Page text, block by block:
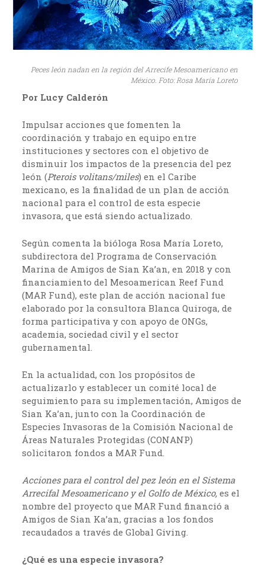
Peces león nadan en la región del Arrecife Mesoamericano en
México. Foto: Rosa María Loreto
Por Lucy Calderón
Impulsar acciones que fomenten la
coordinación y trabajo en equipo entre
instituciones y sectores con el objetivo de
disminuir los impactos de la presencia del pez
león (Pterois volitans/miles) en el Caribe
mexicano, es la finalidad de un plan de acción
nacional para el control de esta especie
invasora, que está siendo actualizado.
Según comenta la bióloga Rosa María Loreto,
subdirectora del Programa de Conservación
Marina de Amigos de Sian Ka’an, en 2018 y con
financiamiento del Mesoamerican Reef Fund
(MAR Fund), este plan de acción nacional fue
elaborado por la consultora Blanca Quiroga, de
forma participativa y con apoyo de ONGs,
academia, sociedad civil y el sector
gubernamental.
En la actualidad, con los propósitos de
actualizarlo y establecer un comité local de
seguimiento para su implementación, Amigos de
Sian Ka’an, junto con la Coordinación de
Especies Invasoras de la Comisión Nacional de
Áreas Naturales Protegidas (CONANP)
solicitaron fondos a MAR Fund.
Acciones para el control del pez león en el Sistema
Arrecifal Mesoamericano y el Golfo de México,es el
nombre del proyecto que MAR Fund financió a
Amigos de Sian Ka’an, gracias a los fondos
recaudados a través de Global Giving.
¿Qué es una especie invasora?